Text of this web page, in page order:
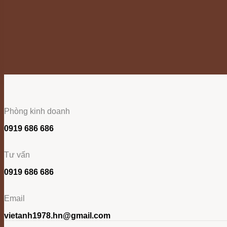
Phòng kinh doanh
0919 686 686
Tư vấn
0919 686 686
Email
vietanh1978.hn@gmail.com